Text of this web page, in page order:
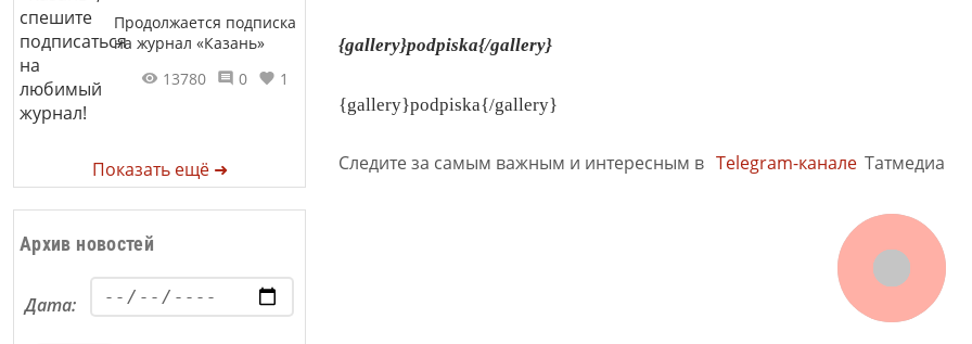
Продолжается подписка
на журнал «Казань»
13780
0 1
Показать ещё ➜
Архив новостей
Дата:
{gallery}podpiska{/gallery}
{gallery}podpiska{/gallery}
Следите за самым важным и интересным в Telegram-канале Татмедиа